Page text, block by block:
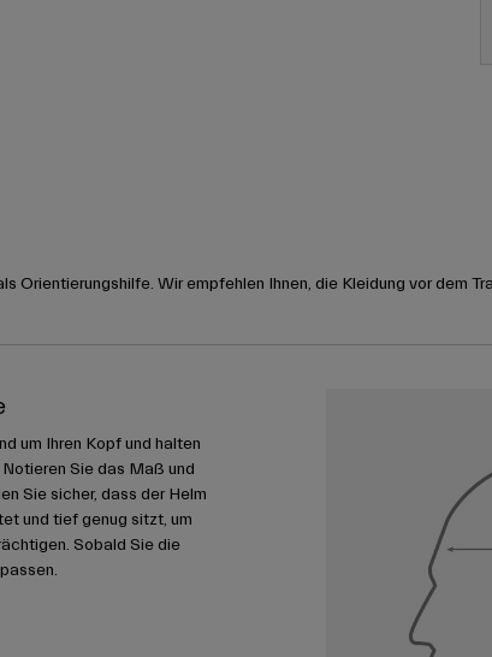
Orientierungshilfe. Wir empfehlen Ihnen, die Kleidung vor dem
um Ihren Kopf und halten
Sie das Maß und
Sie sicher, dass der Helm
und tief genug sitzt, um
Sobald Sie die